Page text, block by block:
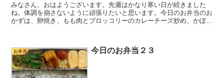
みなさん、おはようございます。先週はかなり寒い日が続きました
ね。体調を崩さないように頑張りたいと思います。今日のお弁当のお
かずは、卵焼き、もも肉とブロッコリーのカレーチーズ炒め、かぼち
お弁当 今日のお弁当２３